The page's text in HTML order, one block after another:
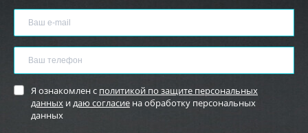
Я ознакомлен с политикой по защите персональных
данных идаю согласие на обработку персональных
данных